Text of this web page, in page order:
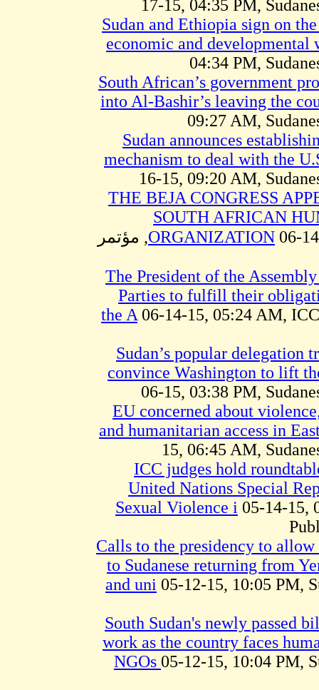
17-15, 04:35 PM,
Sudan and Ethiopia sign on
economic and developmental
04:34 PM,
South African’s government
into Al-Bashir’s leaving the
09:27 AM,
Sudan announces
mechanism to deal with the
16-15, 09:20 AM,
THE BEJA CONGRESS
SOUTH AFRICAN
ORGANIZATION06-14-15, 05:26 AM, مؤتمر
The President of the
Parties to fulfill their
the A06-14-15, 05:24 AM,
Sudan’s popular delegation
convince Washington to lift
06-15, 03:38 PM,
EU concerned about
and humanitarian access in
15, 06:45 AM,
ICC judges hold
United Nations Special
Sexual Violence i 05-14-15,
Calls to the presidency to
to Sudanese returning from
and uni 05-12-15, 10:05 PM,
South Sudan's newly passed
work as the country faces
NGOs 05-12-15, 10:04 PM,